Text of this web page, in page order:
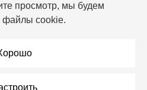
просмотр, мы будем
файлы cookie.
Пн–Пт: 10:00 – 19:00